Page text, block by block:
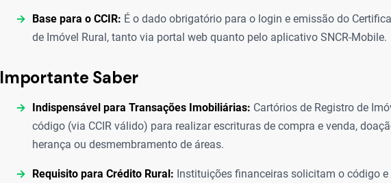
Base para o CCIR: É o dado obrigatório para o login e emissão do
de Imóvel Rural, tanto via portal web quanto pelo aplicativo SNCR-Mobile.
Importante Saber
Indispensável para Transações Imobiliárias: Cartórios de Registro de
código (via CCIR válido) para realizar escrituras de compra e venda,
herança ou desmembramento de áreas.
Requisito para Crédito Rural: Instituições financeiras solicitam o código e